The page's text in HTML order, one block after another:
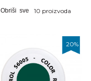
10 proizvoda
Obriši sve
20%